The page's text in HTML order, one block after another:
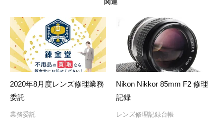
ン
関連
2020年8月度レンズ修理業務
委託
業務委託
Nikon Nikkor 85mm F2 修理
記録
レンズ修理記録台帳